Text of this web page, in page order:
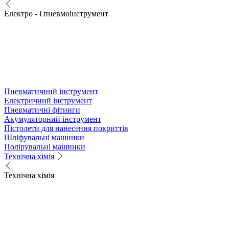
Електро - і пневмоінструмент
Пневматичний інструмент
Електричний інструмент
Пневматичні фітинги
Акумуляторний інструмент
Пістолети для нанесення покриттів
Шліфувальні машинки
Полірувальні машинки
Технічна хімія
Технічна хімія